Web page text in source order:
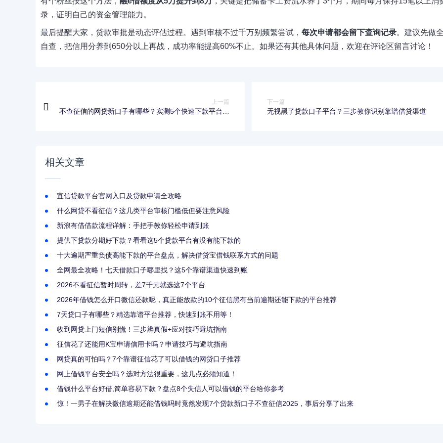
录，证明自己的资金管理能力。
最后提醒大家，贷款审批是动态评估过程。遇到审核不过千万别频繁尝试， 每次申请都会留下查询记录。建议先做
自查，把信用分养到650分以上再战，成功率能提高60%不止。如果还有其他具体问题，欢迎在评论区留言讨论！
上一篇
不查征信的网贷新口子有哪些？实测5个快速下款平台，
下一篇
无视黑了贷款口子平台？三步教你识别靠谱借贷渠道
相关文章
宜信贷款平台官网入口及贷款申请全攻略
什么网贷不看征信？这几类平台审核门槛低但要注意风险
新浪有借借款流程详解：手把手教你轻松申请到账
提供下贷款分期好下款？看看这5个贷款平台有没有能下款的
十大逾期严重负债高能下款的平台盘点，解决借贷宝借钱联系方式的问题
全网最全攻略！七天借款口子哪里找？这5个靠谱渠道快速到账
2026不看征信暂时周转，差7千元就选这7个平台
2026年借钱怎么开口微信还款呢，真正能放款的10个征信黑有当前逾期还能下款的平台推荐
7天贷口子有哪些？精选靠谱平台推荐，快速到账不用等！
收到网贷上门短信别慌！三步辨真假+应对技巧避坑指南
征信花了还能用K宝申请信用卡吗？申请技巧与避坑指南
网贷真的可怕吗？7个靠谱征信花了可以借钱的网贷口子推荐
网上借钱平台安全吗？选对方法很重要，这几点必须知道！
借钱什么平台好借,简单容易下款？盘点8个失信人可以借钱的平台给你参考
惊！一男子在解决微信逾期还能借钱吗时竟然发现7个贷款新口子不查征信2025，事后分享了出来